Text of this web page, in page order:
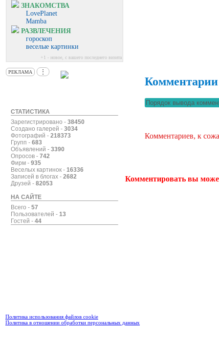
ЗНАКОМСТВА
LovePlanet
Mamba
РАЗВЛЕЧЕНИЯ
гороскоп
веселые картинки
+1 - новое, с вашего последнего визита
РЕКЛАМА ⋮
СТАТИСТИКА
Зарегистрировано - 38450
Создано галерей - 3034
Фотографий - 218373
Групп - 683
Объявлений - 3390
Опросов - 742
Фирм - 935
Веселых картинок - 16336
Записей в блогах - 2682
Друзей - 82053
НА САЙТЕ
Всего - 57
Пользователей - 13
Гостей - 44
Комментарии
Комментариев, к
Комментировать вы
Политика использования файлов cookie
Политика в отношении обработки персональных данных